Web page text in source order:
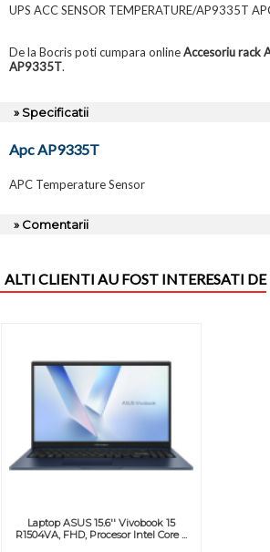
UPS ACC SENSOR TEMPERATURE/AP9335T
De la Bocris poti cumpara onlineAccesoriu rack
AP9335T.
» Specificatii
Apc AP9335T
APC Temperature Sensor
» Comentarii
ALTI CLIENTI AU FOST INTERESATI DE
Laptop ASUS 15.6'' Vivobook 15
R1504VA, FHD, Procesor Intel Core ...